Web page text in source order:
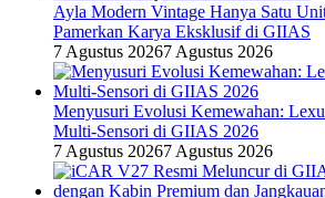
Ayla Modern Vintage Hanya Satu
Pamerkan Karya Eksklusif di GIIAS
7 Agustus 20267 Agustus 2026
Menyusuri Evolusi Kemewahan:
Multi-Sensori di GIIAS 2026
7 Agustus 20267 Agustus 2026